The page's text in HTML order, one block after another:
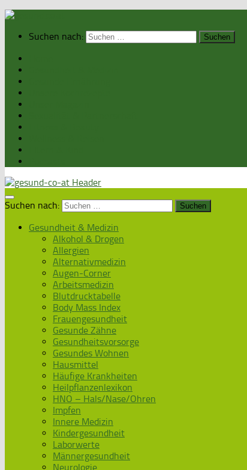
Suchen nach:
Suchen nach:
Gesundheit & Medizin
Alkohol & Drogen
Allergien
Alternativmedizin
Augen-Corner
Arbeitsmedizin
Blutdrucktabelle
Body Mass Index
Frauengesundheit
Gesunde Zähne
Gesundheitsvorsorge
Gesundes Wohnen
Hausmittel
Häufige Krankheiten
Heilpflanzenlexikon
HNO – Hals/Nase/Ohren
Impfen
Innere Medizin
Kindergesundheit
Laborwerte
Männergesundheit
Neurologie